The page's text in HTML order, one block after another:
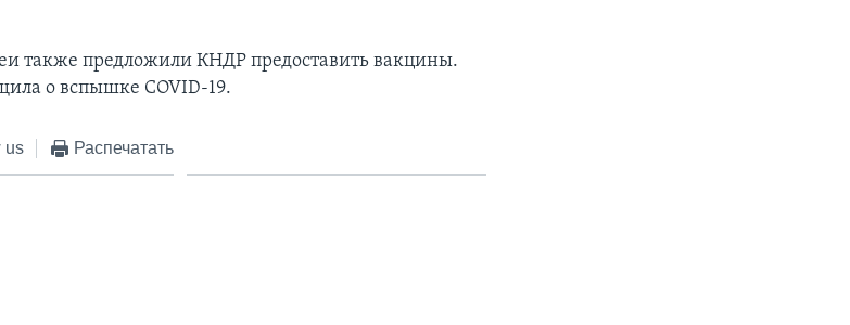
предложили КНДР предоставить вакцины.
о вспышке COVID-19.
us Распечатать